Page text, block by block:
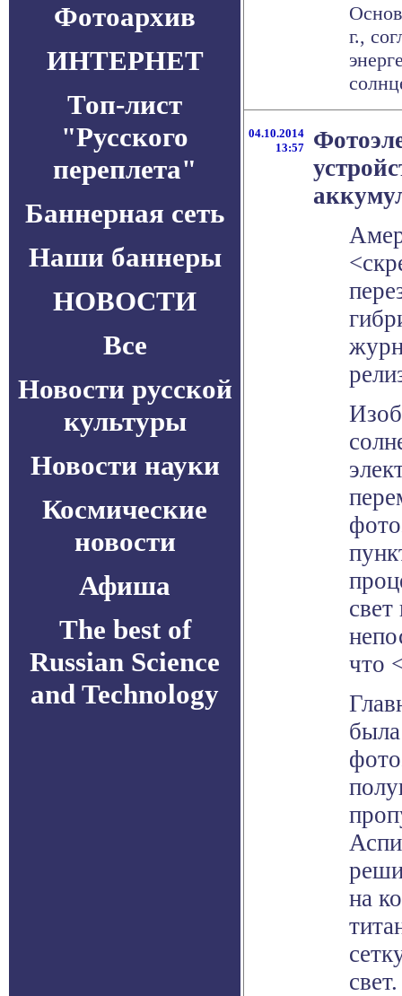
Фотоархив
ИНТЕРНЕТ
Топ-лист
"Русского
переплета"
Баннерная сеть
Наши баннеры
НОВОСТИ
Все
Новости русской
культуры
Новости науки
Космические
новости
Афиша
The best of
Russian Science
and Technology
г.,
04.10.2014
13:57
свет
что
на
свет.